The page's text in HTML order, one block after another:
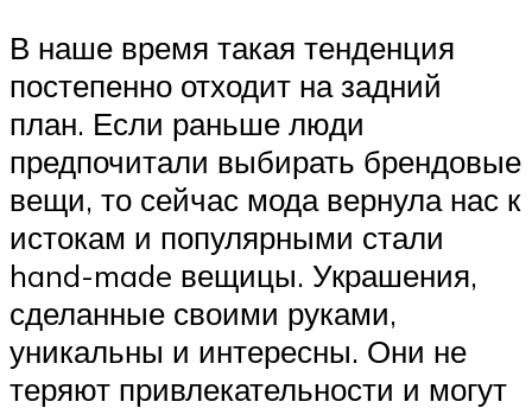
В наше время такая тенденция
постепенно отходит на задний
план. Если раньше люди
предпочитали выбирать брендовые
вещи, то сейчас мода вернула нас к
истокам и популярными стали
hand-made вещицы. Украшения,
сделанные своими руками,
уникальны и интересны. Они не
теряют привлекательности и могут